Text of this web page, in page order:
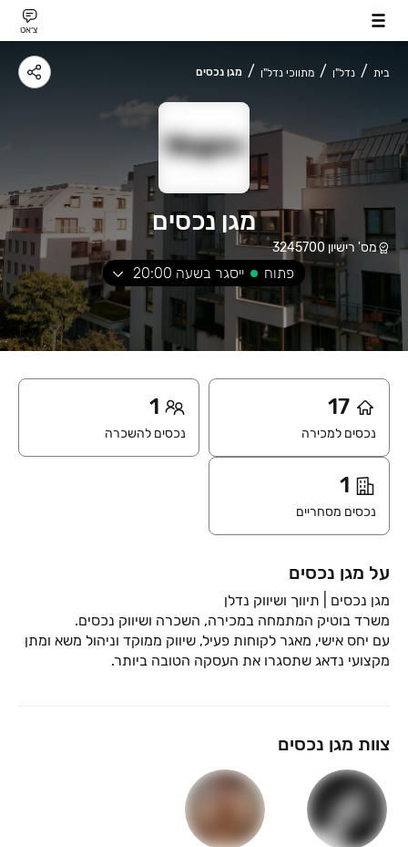
צ׳אט
בית נדל"ן מתווכי נדל"ן מגן נכסים
מגן נכסים
מס' רישיון 3245700
פתוח ייסגר בשעה 20:00
17
נכסים למכירה
1
נכסים להשכרה
1
נכסים מסחריים
על מגן נכסים
עם יחס אישי, מאגר לקוחות פעיל, שיווק ממוקד וניהול משא ומתן
מקצועי נדאג שתסגרו את העסקה הטובה ביותר.
צוות מגן נכסים